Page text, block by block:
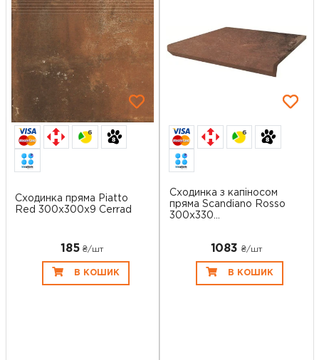
6
Сходинка пряма Piatto
Red 300x300x9 Cerrad
185 ₴/шт
В КОШИК
6
Сходинка з капіносом
пряма Scandiano Rosso
300x330...
1083 ₴/шт
В КОШИК